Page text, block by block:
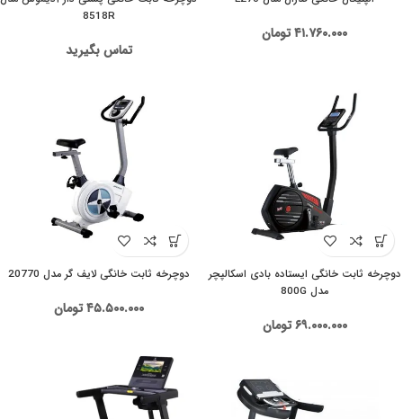
۴۱.۷۶۰.۰۰۰تومان
8518R
تماس بگیرید
دوچرخه ثابت خانگی ایستاده بادی اسکالپچر
مدل 800G
۶۹.۰۰۰.۰۰۰ تومان
دوچرخه ثابت خانگی لایف گر مدل 20770
۴۵.۵۰۰.۰۰۰ تومان